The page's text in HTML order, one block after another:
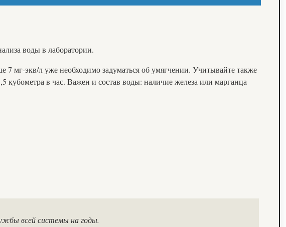
воды в лаборатории.
7 мг-экв/л уже необходимо задуматься об умягчении. Учитывайте также
кубометра в час. Важен и состав воды: наличие железа или марганца
всей системы на годы.